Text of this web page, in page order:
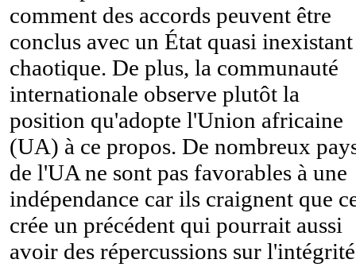
comment des accords peuvent être
conclus avec un État quasi
chaotique. De plus, la communauté
internationale observe plutôt la
position qu'adopte l'Union africaine
(UA) à ce propos. De nombreux
de l'UA ne sont pas favorables à une
indépendance car ils craignent que
crée un précédent qui pourrait aussi
avoir des répercussions sur l'intégrité